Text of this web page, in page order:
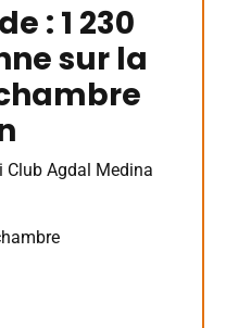
: 1 230
sur la
Club Agdal Medina